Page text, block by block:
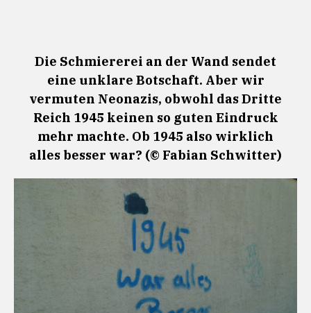
Die Schmiererei an der Wand sendet
eine unklare Botschaft. Aber wir
vermuten Neonazis, obwohl das Dritte
Reich 1945 keinen so guten Eindruck
mehr machte. Ob 1945 also wirklich
alles besser war? (© Fabian Schwitter)